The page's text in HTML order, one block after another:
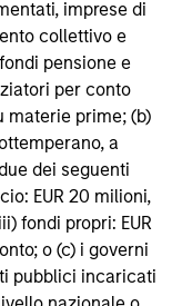
imprese di
collettivo e
pensione e
per conto
materie prime; (b)
a
dei seguenti
EUR 20 milioni,
fondi propri: EUR
o (c) i governi
pubblici incaricati
uniche
e
è